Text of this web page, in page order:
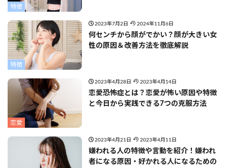
特徴
特徴
2023年7月2日 2024年11月6日
何センチから顔がでかい？顔が大きい女
性の原因＆改善方法を徹底解説
恋愛
2023年4月28日 2023年4月14日
恋愛恐怖症とは？恋愛が怖い原因や特徴
と今日から実践できる7つの克服方法
2023年4月21日 2023年4月11日
嫌われる人の特徴や言動を紹介！嫌われ
者になる原因・好かれる人になるための